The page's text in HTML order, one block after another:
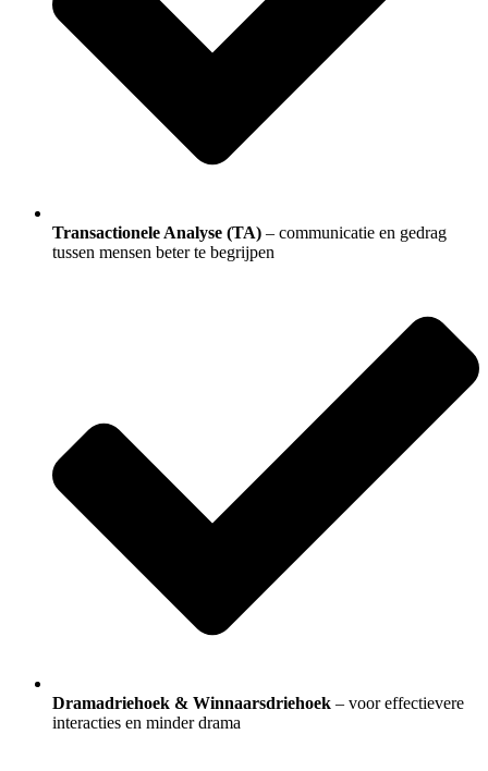
Transactionele Analyse (TA) – communicatie en gedrag
tussen mensen beter te begrijpen
Dramadriehoek & Winnaarsdriehoek – voor effectievere
interacties en minder drama